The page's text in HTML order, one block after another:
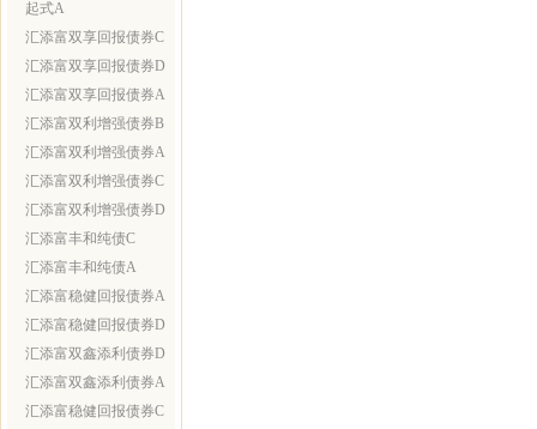
起式A
汇添富双享回报债券C
汇添富双享回报债券D
汇添富双享回报债券A
汇添富双利增强债券B
汇添富双利增强债券A
汇添富双利增强债券C
汇添富双利增强债券D
汇添富丰和纯债C
汇添富丰和纯债A
汇添富稳健回报债券A
汇添富稳健回报债券D
汇添富双鑫添利债券D
汇添富双鑫添利债券A
汇添富稳健回报债券C